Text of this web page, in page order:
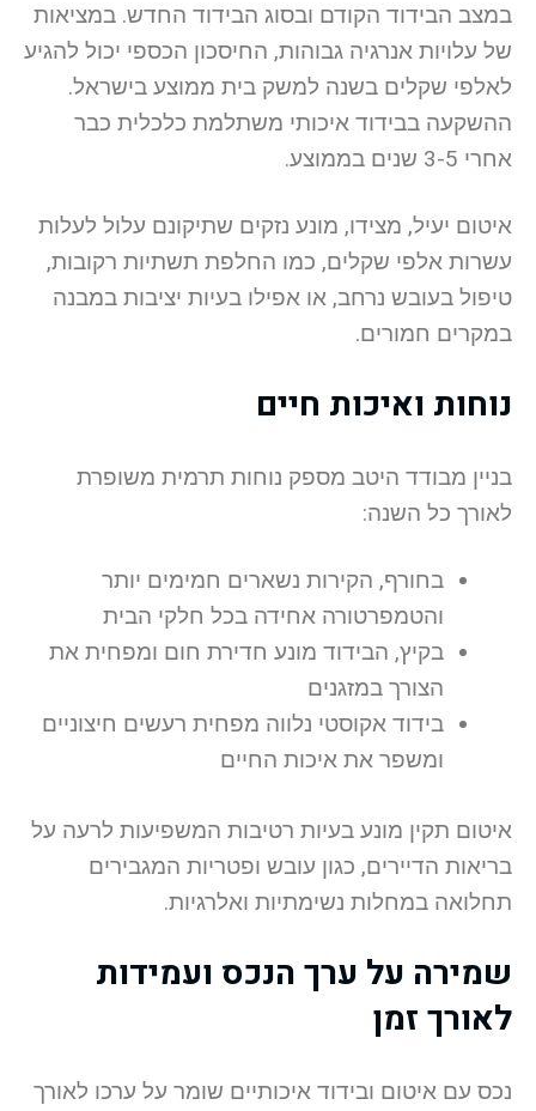
במצב הבידוד הקודם ובסוג הבידוד החדש. במציאות
של עלויות אנרגיה גבוהות, החיסכון הכספי יכול להגיע
לאלפי שקלים בשנה למשק בית ממוצע בישראל.
ההשקעה בבידוד איכותי משתלמת כלכלית כבר
אחרי 3-5 שנים בממוצע.
איטום יעיל, מצידו, מונע נזקים שתיקונם עלול לעלות
עשרות אלפי שקלים, כמו החלפת תשתיות רקובות,
טיפול בעובש נרחב, או אפילו בעיות יציבות במבנה
במקרים חמורים.
נוחות ואיכות חיים
בניין מבודד היטב מספק נוחות תרמית משופרת
לאורך כל השנה:
בחורף, הקירות נשארים חמימים יותר
והטמפרטורה אחידה בכל חלקי הבית
בקיץ, הבידוד מונע חדירת חום ומפחית את
הצורך במזגנים
בידוד אקוסטי נלווה מפחית רעשים חיצוניים
ומשפר את איכות החיים
איטום תקין מונע בעיות רטיבות המשפיעות לרעה על
בריאות הדיירים, כגון עובש ופטריות המגבירים
תחלואה במחלות נשימתיות ואלרגיות.
שמירה על ערך הנכס ועמידות
לאורך זמן
נכס עם איטום ובידוד איכותיים שומר על ערכו לאורך